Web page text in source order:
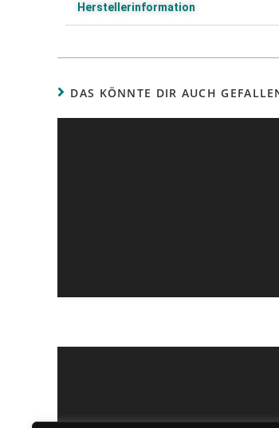
Herstellerinformation
DAS KÖNNTE DIR AUCH